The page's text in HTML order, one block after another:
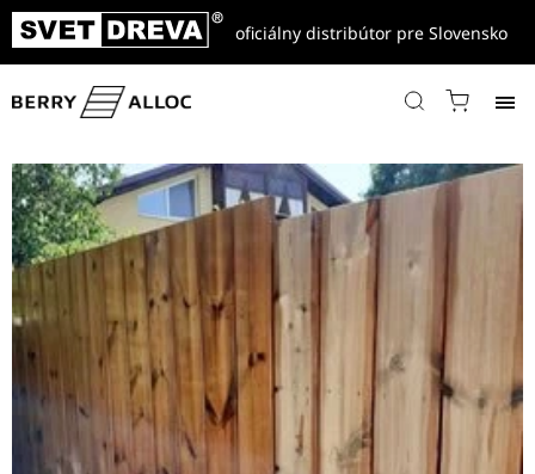
oficiálny distribútor pre Slovensko
Domov / Referencie / Drevené terasy, fasády a ploty
Drevený plot z Termo Borovice